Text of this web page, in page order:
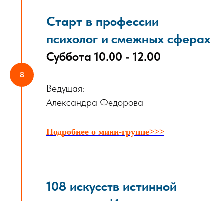
Старт в профессии
психолог и смежных сферах
Суббота 10.00 - 12.00
Ведущая:
Александра Федорова
Подробнее о мини-группе>>>
108 искусств истинной